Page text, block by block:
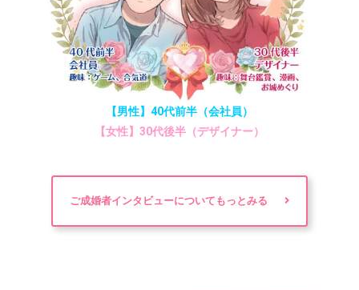
【男性】40代前半（会社員）
【女性】30代後半（デザイナー）
ご成婚者インタビューについてもっとみる